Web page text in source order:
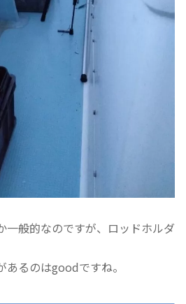
一般的なのですが、ロッドホルダ
るのはgoodですね。